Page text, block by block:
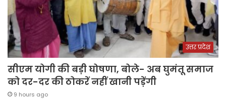
उत्तर प्रदेश
सीएम योगी की बड़ी घोषणा, बोले- अब घुमंतू समाज
को दर-दर की ठोकरें नहीं खानी पड़ेंगी
9 hours ago